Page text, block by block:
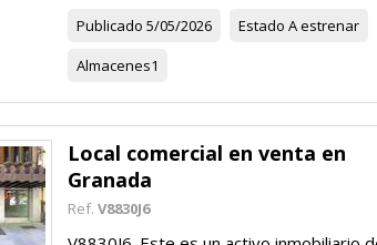
Publicado 5/05/2026 Estado A estrenar
Almacenes1
Local comercial en venta en
Granada
Ref. V8830J6